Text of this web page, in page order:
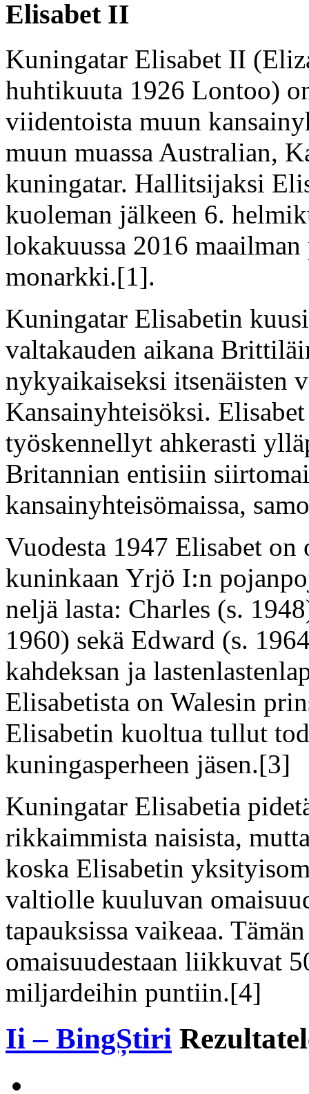
Elisabet II
Kuningatar Elisabet II
huhtikuuta 1926 Lontoo)
viidentoista muun
muun muassa Australian,
kuningatar. Hallitsijaksi
kuoleman jälkeen 6.
lokakuussa 2016
monarkki.[1].
Kuningatar Elisabetin
valtakauden aikana
nykyaikaiseksi itsenäisten
Kansainyhteisöksi.
työskennellyt ahkerasti
Britannian entisiin
kansainyhteisömaissa,
Vuodesta 1947 Elisabet
kuninkaan Yrjö I:n
neljä lasta: Charles (s.
1960) sekä Edward (s.
kahdeksan ja
Elisabetista on Walesin
Elisabetin kuoltua tullut
kuningasperheen jäsen.[3]
Kuningatar Elisabetia
rikkaimmista naisista,
koska Elisabetin
valtiolle kuuluvan
tapauksissa vaikeaa.
omaisuudestaan liikkuvat
miljardeihin puntiin.[4]
Ii – BingȘtiri